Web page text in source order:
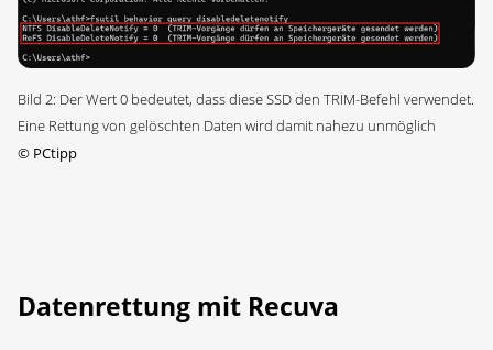
Bild 2: Der Wert 0 bedeutet, dass diese SSD den TRIM-Befehl verwendet.
Eine Rettung von gelöschten Daten wird damit nahezu unmöglich
© PCtipp
Datenrettung mit Recuva